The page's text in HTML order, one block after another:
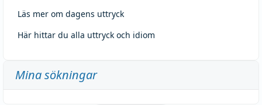
Läs mer om dagens uttryck
Här hittar du alla uttryck och idiom
Mina sökningar